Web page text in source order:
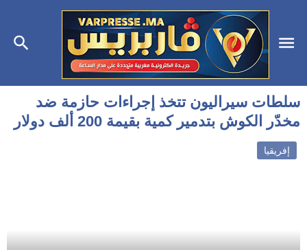
سلطات سيراليون تتخذ إجراءات حازمة ضد
مخدّر الكوش بتدمير كمية بقيمة 200 ألف دولار
إفريقيا